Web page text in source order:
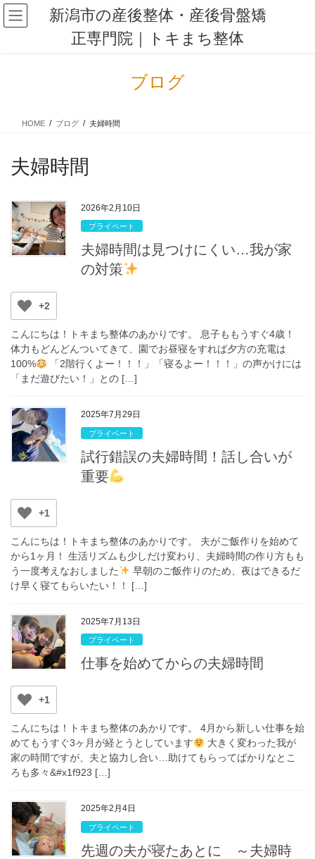
コ
ン
ナ
ビ
新潟市の産後整体・産後骨盤矯
正専門院｜トキまち整体
ブログ
HOME ブログ 夫婦時間
夫婦時間
2026年2月10日
プライベート
夫婦時間は見つけにくい…我が家
の対策
+2
こんにちは！トキまち整体のあかりです。 息子ももうすぐ4歳！
体力もどんどんついてきて、園でお昼寝をすれば夕方の充電は
100%
「2階行くよー！！！」「寝るよー！！！」の声かけには
「まだ遊びたい！」との […]
2025年7月29日
プライベート
試行錯誤の夫婦時間！話し合いが
重要
+1
こんにちは！トキまち整体のあかりです。 夫がご飯作りを始めて
から1ヶ月！ 生活リズムも少しだけ変わり、夫婦時間の作り方もも
う一度考えなおしました
早朝のご飯作りのため、夜はできるだ
け早く寝てもらいたい！！ […]
2025年7月13日
プライベート
仕事を始めてからの夫婦時間
+1
こんにちは！トキまち整体のあかりです。 4月から新しい仕事を始
めてもうすぐ3ヶ月が経とうとしています
大きく変わった我が
家の時間ですが、夫と協力し合い…助けてもらってばかりなとこ
ろも多々&#x1f923 […]
2025年2月4日
プライベート
先週の夫が寝たあとに ～夫婦時